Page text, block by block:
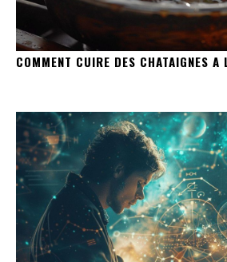
COMMENT CUIRE DES CHATAIGNES A